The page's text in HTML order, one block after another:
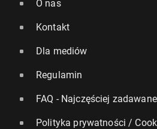
O nas
Kontakt
Dla mediów
Regulamin
FAQ - Najczęściej
Polityka prywatności /